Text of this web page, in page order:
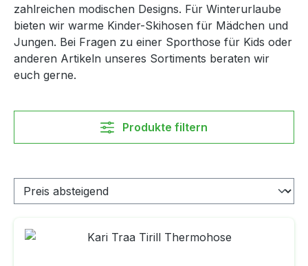
zahlreichen modischen Designs. Für Winterurlaube
bieten wir warme Kinder-Skihosen für Mädchen und
Jungen. Bei Fragen zu einer Sporthose für Kids oder
anderen Artikeln unseres Sortiments beraten wir
euch gerne.
Produkte filtern